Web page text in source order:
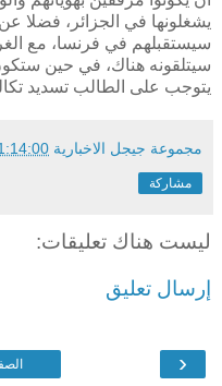
يشغلونها في الجزائر، فضلا عن
سيستقبلهم في فرنسا، مع
سيتلقونه هناك، في حين
يتوجب على الطالب تسديد
مجموعة جيجل الاخبارية 1:14:00
مشاركة
ليست هناك تعليقات:
إرسال تعليق
‹